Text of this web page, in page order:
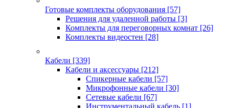
Готовые комплекты оборудования [57]
Решения для удаленной работы [3]
Комплекты для переговорных комнат [26]
Комплекты видеостен [28]
Кабели [339]
Кабели и аксессуары [212]
Спикерные кабели [57]
Микрофонные кабели [30]
Сетевые кабели [67]
Инструментальный кабель [1]